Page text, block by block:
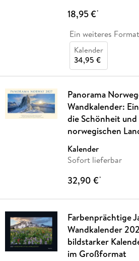
18,95 €*
Ein weiteres Format
Kalender
34,95 €
Panorama
Wandkalender:
die Schönheit
norwegischen
Kalender
Sofort lieferbar
32,90 €*
Farbenprächtige
Wandkalender
bildstarker
im Großformat